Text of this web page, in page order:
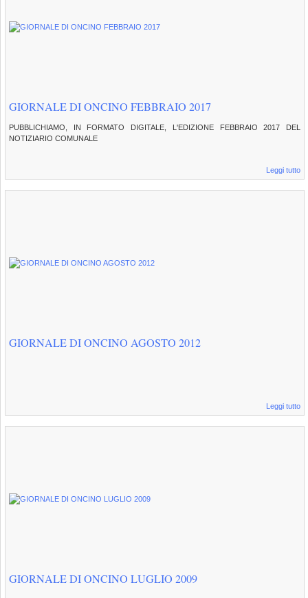
GIORNALE DI ONCINO FEBBRAIO 2017
PUBBLICHIAMO, IN FORMATO DIGITALE, L'EDIZIONE FEBBRAIO 2017 DEL
NOTIZIARIO COMUNALE
Leggi tutto
GIORNALE DI ONCINO AGOSTO 2012
Leggi tutto
GIORNALE DI ONCINO LUGLIO 2009